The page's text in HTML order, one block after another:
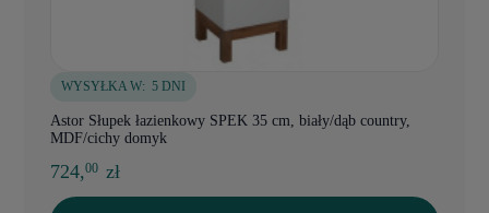
WYSYŁKA W: 5 DNI
Astor Słupek łazienkowy SPEK 35 cm, biały/dąb country,
MDF/cichy domyk
724,00 zł